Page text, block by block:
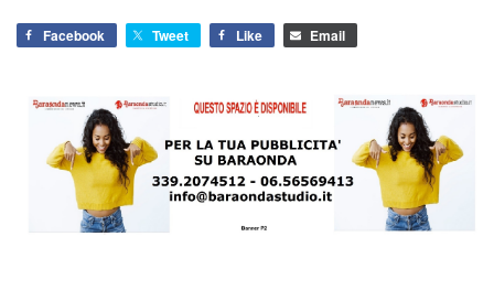
Facebook Tweet Like Email